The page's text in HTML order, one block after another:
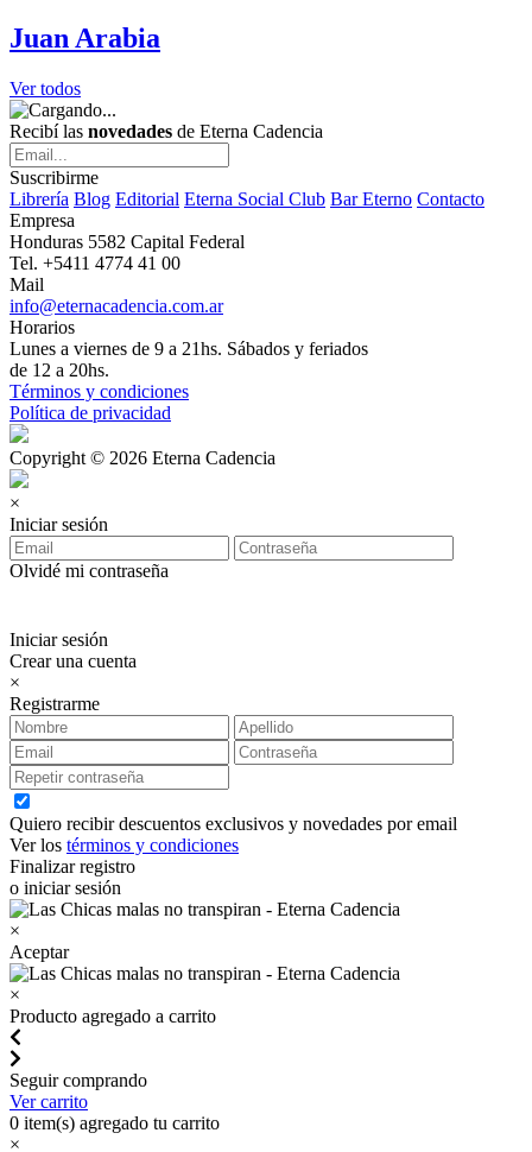
Juan Arabia
Ver todos
Recibí las novedades de Eterna Cadencia
Suscribirme
Librería Blog Editorial Eterna Social Club Bar Eterno Contacto
Empresa
Honduras 5582 Capital Federal
Tel. +5411 4774 41 00
Mail
info@eternacadencia.com.ar
Horarios
Lunes a viernes de 9 a 21hs. Sábados y feriados
de 12 a 20hs.
Términos y condiciones
Política de privacidad
Copyright © 2026 Eterna Cadencia
×
Iniciar sesión
Olvidé mi contraseña
Iniciar sesión
Crear una cuenta
×
Registrarme
Quiero recibir descuentos exclusivos y novedades por email
Ver los términos y condiciones
Finalizar registro
o iniciar sesión
×
Aceptar
×
Producto agregado a carrito
Seguir comprando
Ver carrito
0 item(s) agregado tu carrito
×